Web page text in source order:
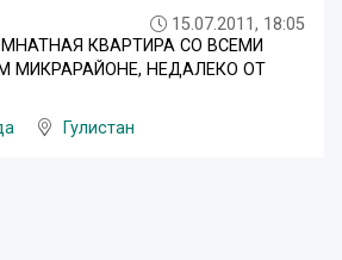
15.07.2011, 18:05
КВАРТИРА СО ВСЕМИ
МИКРАРАЙОНЕ, НЕДАЛЕКО ОТ
Гулистан